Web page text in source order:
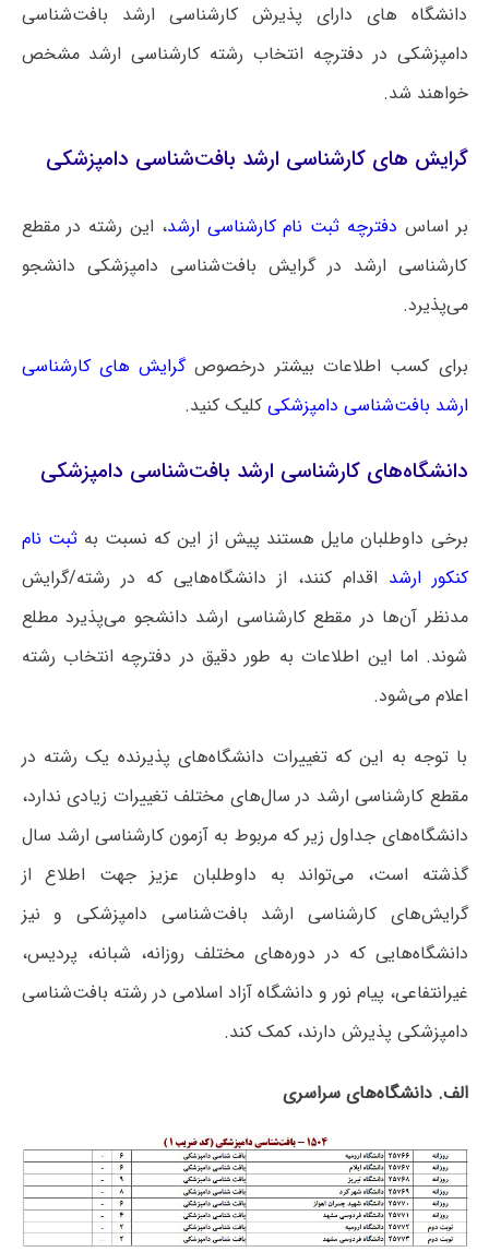
دانشگاه های دارای پذیرش کارشناسی ارشد بافت‌شناسی
دامپزشکی در دفترچه انتخاب رشته کارشناسی ارشد مشخص
خواهند شد.
گرایش های کارشناسی ارشد بافت‌شناسی دامپزشکی
بر اساس دفترچه ثبت نام کارشناسی ارشد، این رشته در مقطع
کارشناسی ارشد در گرایش‌ بافت‌شناسی دامپزشکی دانشجو
می‌پذیرد.
برای کسب اطلاعات بیشتر درخصوصگرایش های کارشناسی
ارشد بافت‌شناسی دامپزشکی کلیک کنید.
دانشگاه‌های کارشناسی ارشد بافت‌شناسی دامپزشکی
برخی داوطلبان مایل هستند پیش از این که نسبت به ثبت نام
کنکور ارشد اقدام کنند، از دانشگاه‌هایی که در رشته/گرایش
مدنظر آن‌ها در مقطع کارشناسی ارشد دانشجو می‌پذیرد مطلع
شوند. اما این اطلاعات به طور دقیق در دفترچه انتخاب رشته
اعلام می‌شود.
با توجه به این که تغییرات دانشگاه‌های پذیرنده یک رشته در
مقطع کارشناسی ارشد در سال‌های مختلف تغییرات زیادی ندارد،
دانشگاه‌های جداول زیر که مربوط به آزمون کارشناسی ارشد سال
گذشته است، می‌تواند به داوطلبان عزیز جهت اطلاع از
گرایش‌های کارشناسی ارشد بافت‌شناسی دامپزشکی و نیز
دانشگاه‌هایی که در دوره‌های مختلف روزانه، شبانه، پردیس،
غیرانتفاعی، پیام نور و دانشگاه آزاد اﺳﻼمی در رشته بافت‌شناسی
دامپزشکی پذیرش دارند، کمک کند.
الف. دانشگاه‌های سراسری